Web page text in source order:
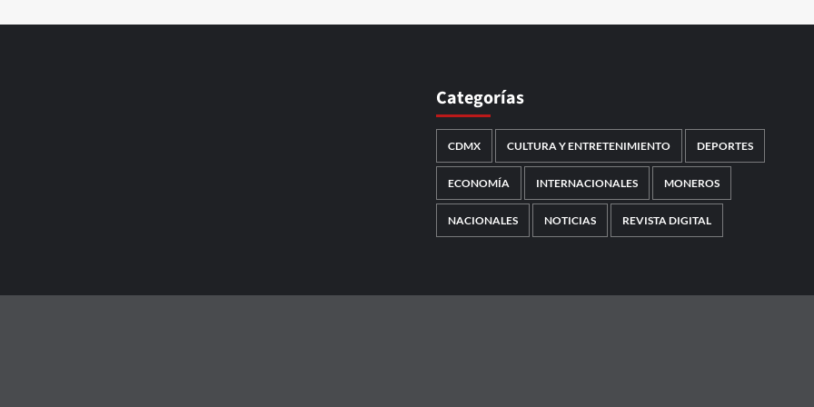
Categorías
CDMX CULTURA Y ENTRETENIMIENTO DEPORTES
ECONOMÍA INTERNACIONALES MONEROS
NACIONALES NOTICIAS REVISTA DIGITAL